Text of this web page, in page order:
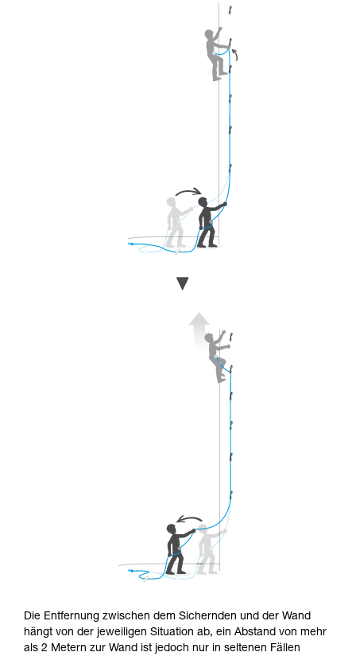
Die Entfernung zwischen dem Sichernden und der Wand
hängt von der jeweiligen Situation ab, ein Abstand von mehr
als 2 Metern zur Wand ist jedoch nur in seltenen Fällen